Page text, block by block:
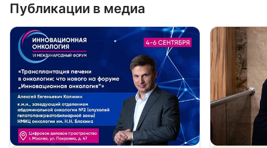
Публикации в медиа